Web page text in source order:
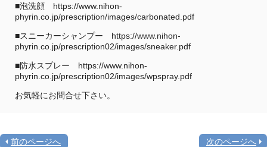
■泡洗顔 https://www.nihon-
phyrin.co.jp/prescription/images/carbonated.pdf
■スニーカーシャンプー https://www.nihon-
phyrin.co.jp/prescription02/images/sneaker.pdf
■防水スプレー https://www.nihon-
phyrin.co.jp/prescription02/images/wpspray.pdf
お気軽にお問合せ下さい。
前のページへ 次のページへ